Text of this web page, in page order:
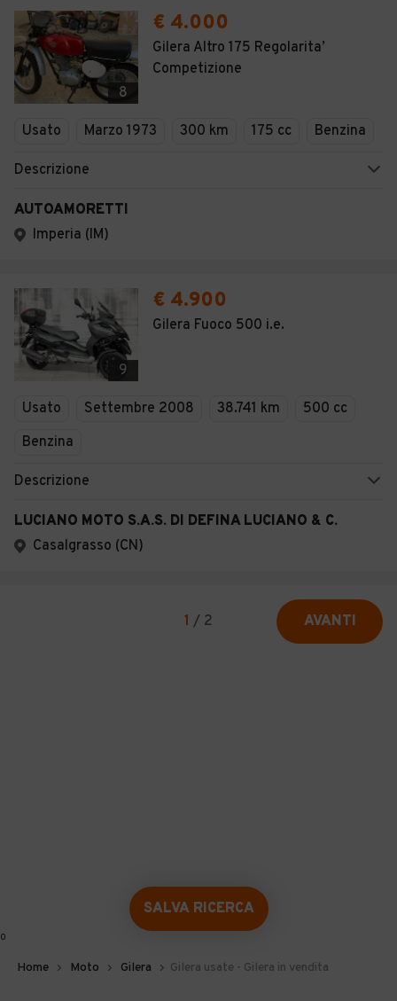
8
€ 4.000
Gilera Altro 175 Regolarita’
Competizione
Usato Marzo 1973 300 km 175 cc Benzina
Descrizione
AUTOAMORETTI
Imperia (IM)
9
€ 4.900
Gilera Fuoco 500 i.e.
Usato Settembre 2008 38.741 km
500 cc
Benzina
Descrizione
LUCIANO MOTO S.A.S. DI DEFINA LUCIANO & C.
Casalgrasso (CN)
1 / 2 AVANTI
SALVA RICERCA
0
Home Moto Gilera Gilera usate - Gilera in vendita